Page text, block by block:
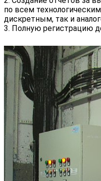
по всем
дискретным, так и
3. Полную регистрацию